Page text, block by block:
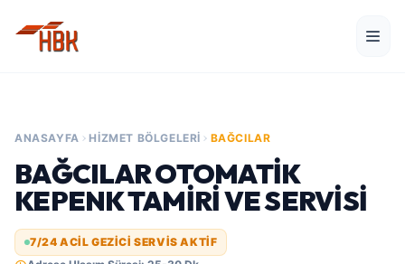
ANASAYFA HIZMET BÖLGELERI BAĞCILAR
BAĞCILAR OTOMATIK
KEPENK TAMIRI VE SERVISI
7/24 ACİL GEZİCİ SERVİS AKTİF